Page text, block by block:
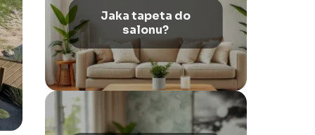
Jaka tapeta do
salonu?